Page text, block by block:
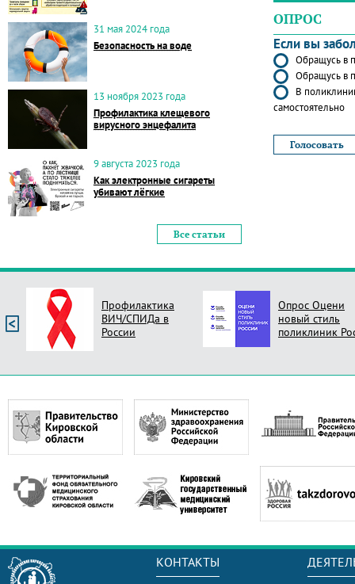
31 мая 2024 года
Безопасность на воде
13 ноября 2023 года
Профилактика клещевого
вирусного энцефалита
9 августа 2023 года
Как электронные сигареты
убивают лёгкие
Все статьи
ОПРОС
Если вы
Обращусь в
Обращусь в
В
самостоятельно
Профилактика
ВИЧ/СПИДа в
России
Опрос Оцени
новый стиль
поликлиник
КОНТАКТЫ